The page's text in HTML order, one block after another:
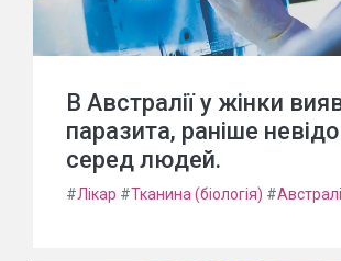
В Австралії у жінки
паразита, раніше
серед людей.
#Лікар #Тканина (біологія) #